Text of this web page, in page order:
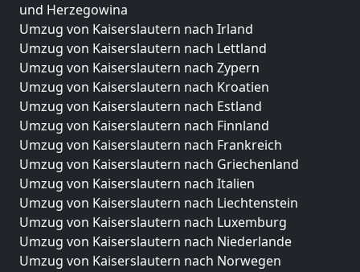
und Herzegowina
Umzug von Kaiserslautern nach Irland
Umzug von Kaiserslautern nach Lettland
Umzug von Kaiserslautern nach Zypern
Umzug von Kaiserslautern nach Kroatien
Umzug von Kaiserslautern nach Estland
Umzug von Kaiserslautern nach Finnland
Umzug von Kaiserslautern nach Frankreich
Umzug von Kaiserslautern nach Griechenland
Umzug von Kaiserslautern nach Italien
Umzug von Kaiserslautern nach Liechtenstein
Umzug von Kaiserslautern nach Luxemburg
Umzug von Kaiserslautern nach Niederlande
Umzug von Kaiserslautern nach Norwegen